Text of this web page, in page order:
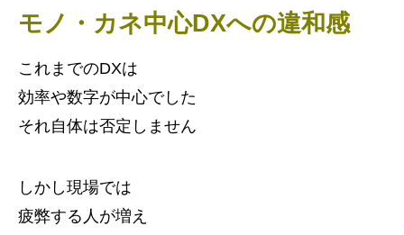
モノ・カネ中心DXへの違和感
これまでのDXは
効率や数字が中心でした
それ自体は否定しません
しかし現場では
疲弊する人が増え